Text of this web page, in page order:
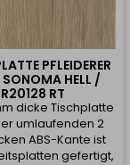
PFLEIDERER
SONOMA HELL /
R20128 RT
dicke Tischplatte
umlaufenden 2
ABS-Kante ist
gefertigt,